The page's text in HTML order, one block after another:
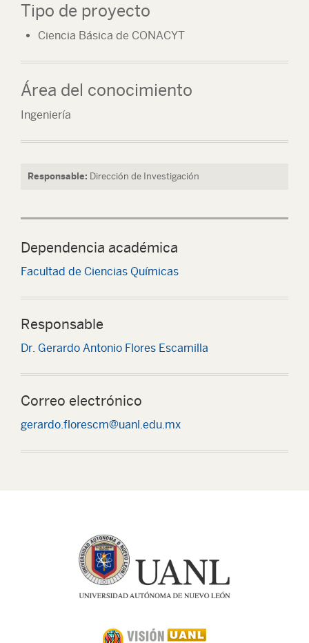
Tipo de proyecto
Ciencia Básica de CONACYT
Área del conocimiento
Ingeniería
Responsable: Dirección de Investigación
Dependencia académica
Facultad de Ciencias Químicas
Responsable
Dr. Gerardo Antonio Flores Escamilla
Correo electrónico
gerardo.florescm@uanl.edu.mx